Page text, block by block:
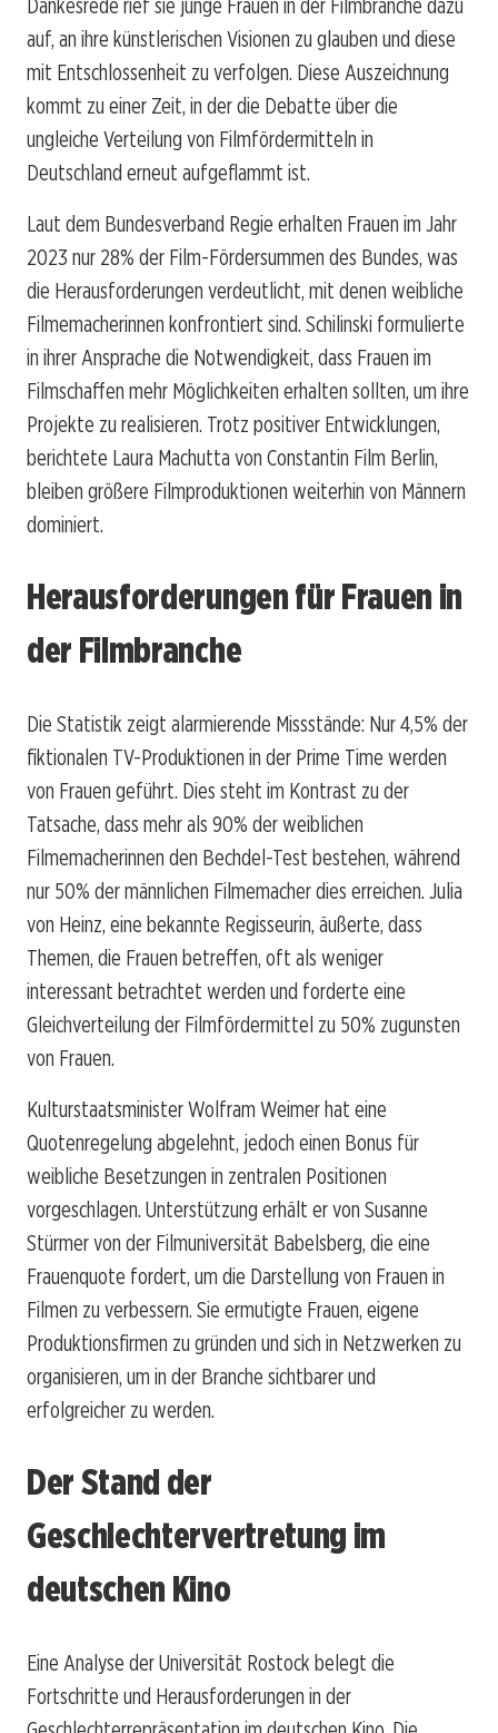
auf, an ihre künstlerischen Visionen zu glauben und diese
mit Entschlossenheit zu verfolgen. Diese Auszeichnung
kommt zu einer Zeit, in der die Debatte über die
ungleiche Verteilung von Filmfördermitteln in
Deutschland erneut aufgeflammt ist.
Laut dem Bundesverband Regie erhalten Frauen im Jahr
2023 nur 28% der Film-Fördersummen des Bundes, was
die Herausforderungen verdeutlicht, mit denen weibliche
Filmemacherinnen konfrontiert sind. Schilinski formulierte
in ihrer Ansprache die Notwendigkeit, dass Frauen im
Filmschaffen mehr Möglichkeiten erhalten sollten, um ihre
Projekte zu realisieren. Trotz positiver Entwicklungen,
berichtete Laura Machutta von Constantin Film Berlin,
bleiben größere Filmproduktionen weiterhin von Männern
dominiert.
Herausforderungen für Frauen in
der Filmbranche
Die Statistik zeigt alarmierende Missstände: Nur 4,5% der
fiktionalen TV-Produktionen in der Prime Time werden
von Frauen geführt. Dies steht im Kontrast zu der
Tatsache, dass mehr als 90% der weiblichen
Filmemacherinnen den Bechdel-Test bestehen, während
nur 50% der männlichen Filmemacher dies erreichen. Julia
von Heinz, eine bekannte Regisseurin, äußerte, dass
Themen, die Frauen betreffen, oft als weniger
interessant betrachtet werden und forderte eine
Gleichverteilung der Filmfördermittel zu 50% zugunsten
von Frauen.
Kulturstaatsminister Wolfram Weimer hat eine
Quotenregelung abgelehnt, jedoch einen Bonus für
weibliche Besetzungen in zentralen Positionen
vorgeschlagen. Unterstützung erhält er von Susanne
Stürmer von der Filmuniversität Babelsberg, die eine
Frauenquote fordert, um die Darstellung von Frauen in
Filmen zu verbessern. Sie ermutigte Frauen, eigene
Produktionsfirmen zu gründen und sich in Netzwerken zu
organisieren, um in der Branche sichtbarer und
erfolgreicher zu werden.
Der Stand der
Geschlechtervertretung im
deutschen Kino
Eine Analyse der Universität Rostock belegt die
Fortschritte und Herausforderungen in der